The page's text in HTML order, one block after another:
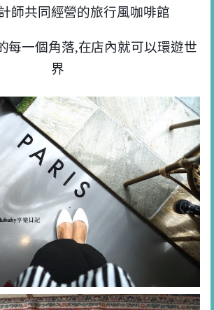
師共同經營的旅行風咖啡館
每一個角落,在店內就可以環遊世
界